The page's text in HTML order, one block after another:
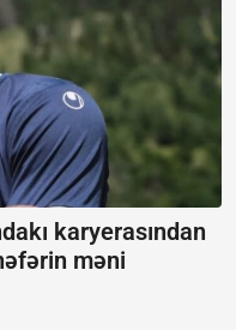
karyerasından
məni